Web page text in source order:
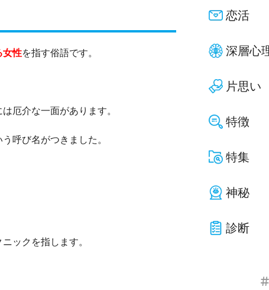
女性を指す俗語です。
厄介な一面があります。
呼び名がつきました。
ックを指します。
恋活
深層心
片思い
特徴
特集
神秘
診断